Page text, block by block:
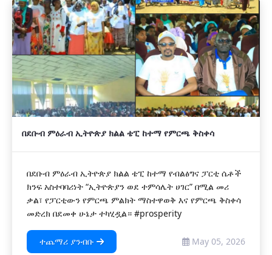
በደቡብ ምዕራብ ኢትዮጵያ ክልል ቴፒ ከተማ የምርጫ ቅስቀሳ
በደቡብ ምዕራብ ኢትዮጵያ ክልል ቴፒ ከተማ የብልፅግና ፓርቲ ሴቶች
ክንፍ አስተባባሪነት “ኢትዮጵያን ወደ ተምሳሌት ሀገር” በሚል መሪ
ቃል፣ የፓርቲውን የምርጫ ምልክት ማስተዋወቅ እና የምርጫ ቅስቀሳ
መድረክ በደመቀ ሁኔታ ተካሂዷል። #prosperity
ተጨማሪ ያንብቡ May 05, 2026